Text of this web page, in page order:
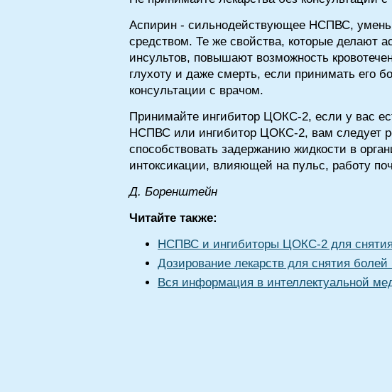
Аспирин - сильнодействующее НСПВС,
средством. Те же свойства, которые делают
инсультов, повышают возможность
глухоту и даже смерть, если принимать его
консультации с врачом.
Принимайте ингибитор ЦОКС-2, если у вас
НСПВС или ингибитор ЦОКС-2, вам следует
способствовать задержанию жидкости в
интоксикации, влияющей на пульс, работу
Д. Бopeнштeйн
Читайте также:
НСПВС и ингибиторы ЦОКС-2 для
Дозирование лекарств для снятия болей
Вся информация в интеллектуальной